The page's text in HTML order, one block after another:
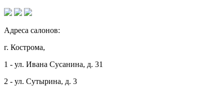
Адреса салонов:
г. Кострома,
1 - ул. Ивана Сусанина, д. 31
2 - ул. Сутырина, д. 3